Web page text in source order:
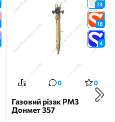
24
18
4
0 0
Газовий різак РМ3
Донмет 357